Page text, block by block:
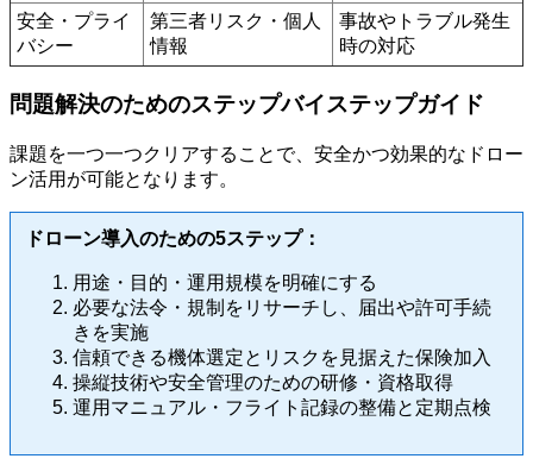
安全・プライ
バシー
第三者リスク・個人
情報
事故やトラブル発生
時の対応
問題解決のためのステップバイステップガイド
課題を一つ一つクリアすることで、安全かつ効果的なドロー
ン活用が可能となります。
ドローン導入のための5ステップ：
用途・目的・運用規模を明確にする
必要な法令・規制をリサーチし、届出や許可手続
きを実施
信頼できる機体選定とリスクを見据えた保険加入
操縦技術や安全管理のための研修・資格取得
運用マニュアル・フライト記録の整備と定期点検